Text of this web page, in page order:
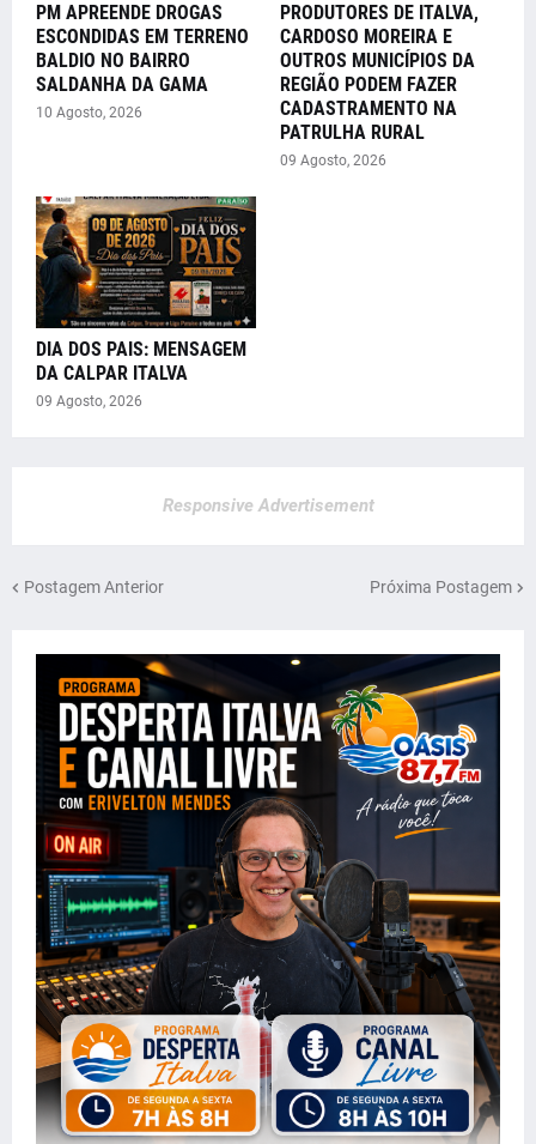
PM APREENDE DROGAS
ESCONDIDAS EM TERRENO
BALDIO NO BAIRRO
SALDANHA DA GAMA
10 Agosto, 2026
PRODUTORES DE ITALVA,
CARDOSO MOREIRA E
OUTROS MUNICÍPIOS DA
REGIÃO PODEM FAZER
CADASTRAMENTO NA
PATRULHA RURAL
09 Agosto, 2026
DIA DOS PAIS: MENSAGEM
DA CALPAR ITALVA
09 Agosto, 2026
Responsive Advertisement
Postagem Anterior Próxima Postagem